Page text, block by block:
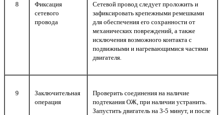
8
Фиксация
сетевого
провода
Сетевой провод следует проложить и
зафиксировать крепежными ремешками
для обеспечения его сохранности от
механических повреждений, а также
исключения возможного контакта с
подвижными и нагревающимися частями
двигателя.
9
Заключительная
операция
Проверить соединения на наличие
подтекания ОЖ, при наличии устранить.
Запустить двигатель на 3-5 минут, и после